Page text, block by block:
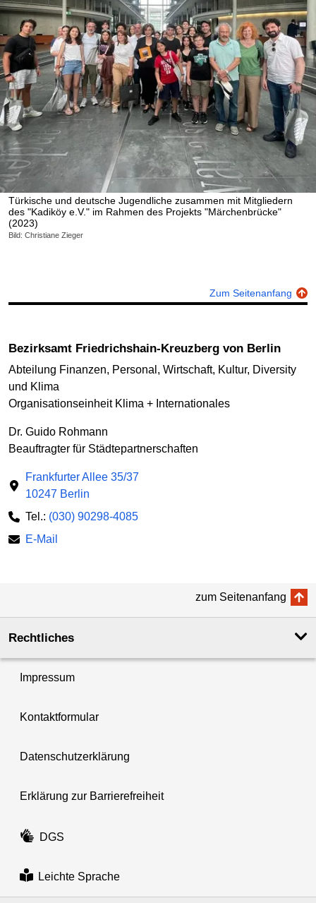
Türkische und deutsche Jugendliche zusammen mit Mitgliedern
des "Kadiköy e.V." im Rahmen des Projekts "Märchenbrücke"
(2023)
Bild: Christiane Zieger
Zum Seitenanfang
Bezirksamt Friedrichshain-Kreuzberg von Berlin
Abteilung Finanzen, Personal, Wirtschaft, Kultur, Diversity
und Klima
Organisationseinheit Klima + Internationales
Dr. Guido Rohmann
Beauftragter für Städtepartnerschaften
Frankfurter Allee 35/37
10247 Berlin
Tel.: (030) 90298-4085
E-Mail
zum Seitenanfang
Rechtliches
Impressum
Kontaktformular
Datenschutzerklärung
Erklärung zur Barrierefreiheit
DGS
Leichte Sprache